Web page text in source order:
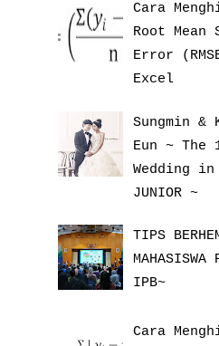
Cara
Root Mean
Error
Excel
Sungmin &
Eun ~ The
Wedding in
JUNIOR ~
TIPS
MAHASISWA
IPB~
Cara